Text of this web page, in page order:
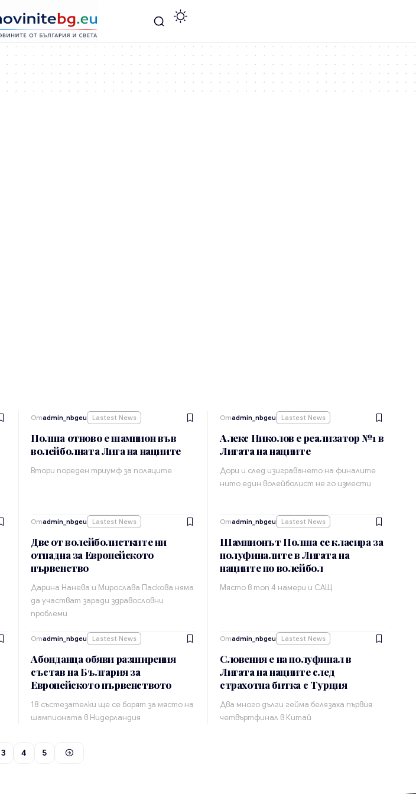
Отadmin_nbgeu Lastest News
Полша отново е шампион във
волейболната Лига на нациите
Втори пореден триумф за поляците
Отadmin_nbgeu Lastest News
Алекс Николов е реализатор №1 в
Лигата на нациите
Дори и след изиграването на финалите
нито един волейболист не го измести
Отadmin_nbgeu Lastest News
Две от волейболистките ни
отпадна за Европейското
първенство
Дарина Нанева и Мирослава Паскова няма
да участват заради здравословни
проблеми
Отadmin_nbgeu Lastest News
Шампионът Полша се класира за
полуфиналите в Лигата на
нациите по волейбол
Място в топ 4 намери и САЩ
Отadmin_nbgeu Lastest News
Абонданца обяви разширения
състав на България за
Европейското първенството
18 състезателки ще се борят за място на
шампионата в Нидерландия
Отadmin_nbgeu Lastest News
Словения е на полуфинал в
Лигата на нациите след
страхотна битка с Турция
Два много дълги гейма белязаха първия
четвъртфинал в Китай
3 4 5